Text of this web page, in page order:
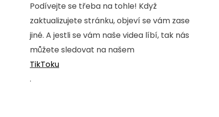
Podívejte se třeba na tohle! Když
zaktualizujete stránku, objeví se vám zase
jiné. A jestli se vám naše videa líbí, tak nás
můžete sledovat na našem
TikToku
.